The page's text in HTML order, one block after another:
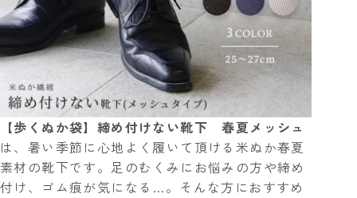
【歩くぬか袋】締め付けない靴下 春夏メッシュ
は、暑い季節に心地よく履いて頂ける米ぬか春夏
素材の靴下です。足のむくみにお悩みの方や締め
付け、ゴム痕が気になる…。そんな方におすすめ